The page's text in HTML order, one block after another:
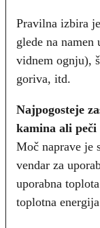
Pravilna izbira
glede na
vidnem ognju),
goriva, itd.
Najpogosteje
kamina ali
Moč naprave je
vendar za
uporabna
toplotna